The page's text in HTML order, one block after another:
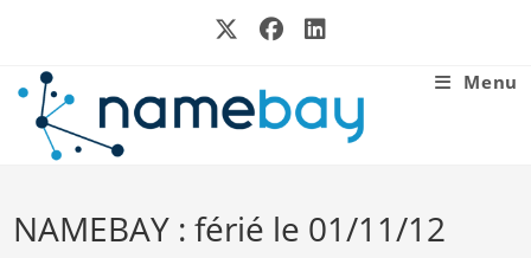
Menu
NAMEBAY : férié le 01/11/12